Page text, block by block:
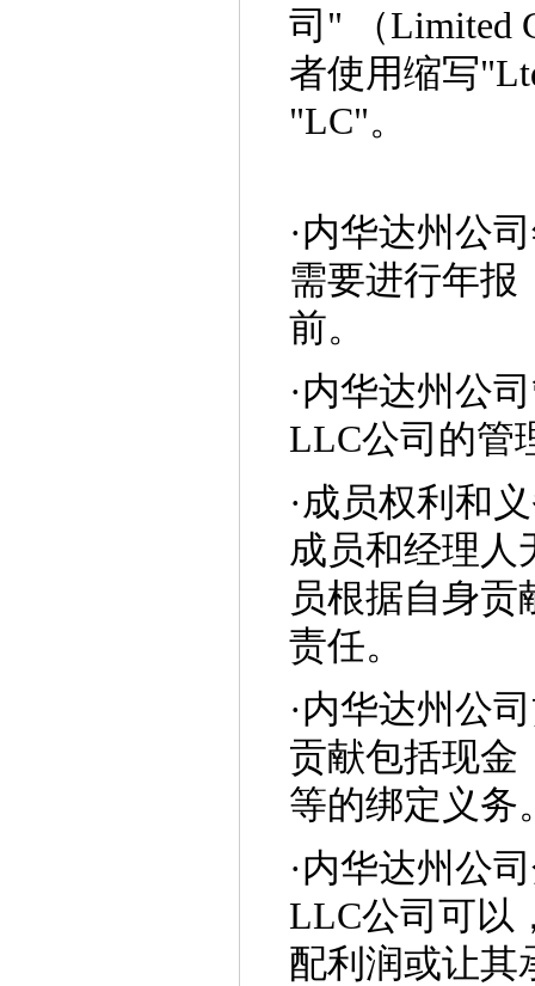
司" （Limited
者使用缩写
"LC"。
·内华达州公
需要进行年报
前。
·内华达州公
LLC公司的管
·成员权利和
成员和经理人
员根据自身
责任。
·内华达州公
贡献包括现金
等的绑定义务
·内华达州公
LLC公司可以
配利润或让其